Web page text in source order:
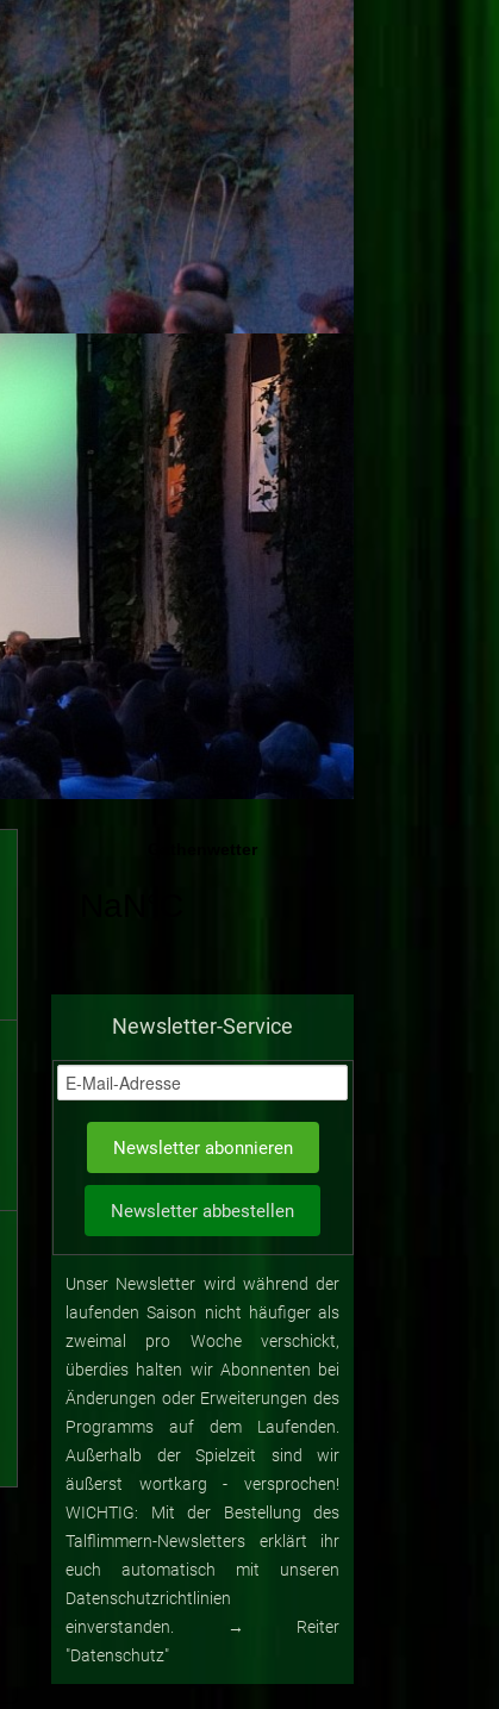
Newsletter-Service
Unser Newsletter wird während der
laufenden Saison nicht häufiger als
zweimal pro Woche verschickt,
überdies halten wir Abonnenten bei
Änderungen oder Erweiterungen des
Programms auf dem Laufenden.
Außerhalb der Spielzeit sind wir
äußerst wortkarg - versprochen!
WICHTIG: Mit der Bestellung des
Talflimmern-Newsletters erklärt ihr
euch automatisch mit unseren
Datenschutzrichtlinien
einverstanden. → Reiter
"Datenschutz"